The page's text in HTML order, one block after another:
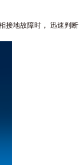
接地故障时， 迅速判断